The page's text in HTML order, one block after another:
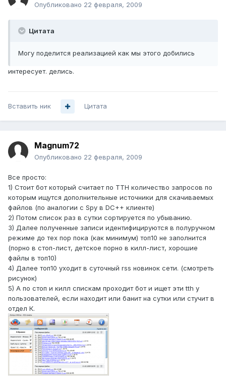
Опубликовано 22 февраля, 2009
Цитата
Могу поделится реализацией как мы этого добились
интересует. делись.
Вставить ник Цитата
Magnum72
Опубликовано 22 февраля, 2009
Все просто:
1) Стоит бот который считает по TTH количество запросов по
которым ищутся дополнительные источники для скачиваемых
файлов (по аналогии с Spy в DC++ клиенте)
2) Потом список раз в сутки сортируется по убыванию.
3) Далее полученные записи идентифицируются в полуручном
режиме до тех пор пока (как минимум) топ10 не заполнится
(порно в стоп-лист, детское порно в килл-лист, хорошие
файлы в топ10)
4) Далее топ10 уходит в суточный rss новинок сети. (смотреть
рисунок)
5) А по стоп и килл спискам проходит бот и ищет эти tth у
пользователей, если находит или банит на сутки или стучит в
отдел К.